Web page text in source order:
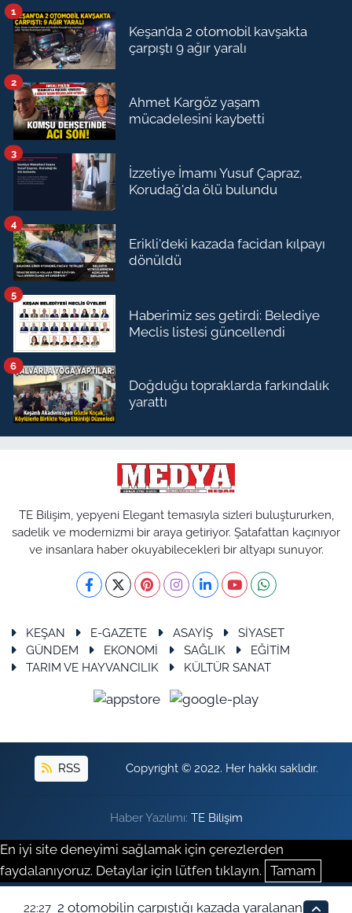
Keşan’da 2 otomobil kavşakta
çarpıştı 9 ağır yaralı
1
Ahmet Kargöz yaşam
mücadelesini kaybetti
2
İzzetiye İmamı Yusuf Çapraz,
Korudağ'da ölü bulundu
3
Erikli'deki kazada facidan kılpayı
dönüldü
4
Haberimiz ses getirdi: Belediye
Meclis listesi güncellendi
5
Doğduğu topraklarda farkındalık
yarattı
6
TE Bilişim, yepyeni Elegant temasıyla sizleri buluştururken,
sadelik ve modernizmi bir araya getiriyor. Şatafattan kaçınıyor
ve insanlara haber okuyabilecekleri bir altyapı sunuyor.
KEŞAN E-GAZETE ASAYİŞ
SİYASET
GÜNDEM
EKONOMİ SAĞLIK
EĞİTİM
TARIM VE HAYVANCILIK
KÜLTÜR SANAT
RSS Copyright © 2022. Her hakkı saklıdır.
Haber Yazılımı: TE Bilişim
En iyi site deneyimi sağlamak için çerezlerden
faydalanıyoruz. Detaylar için lütfen tıklayın. Tamam
22:27 2 otomobilin çarpıştığı kazada yaralanan